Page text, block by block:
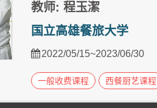
教师: 程玉潔
国立高雄餐旅大学
2022/05/15~2023/06/30
一般收费课程 西餐厨艺课程